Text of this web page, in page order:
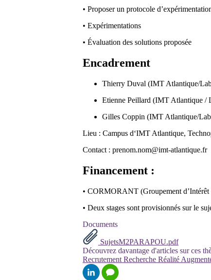
• Proposer un protocole
• Expérimentations
• Évaluation des solutions proposée
Encadrement
Thierry Duval (IMT Atlantique/
Etienne Peillard (IMT Atlantique /
Gilles Coppin (IMT Atlantique/
Lieu : Campus d‘IMT Atlantique,
Contact : prenom.nom@imt-atlantique.fr
Financement :
• CORMORANT (Groupement
• Deux stages sont provisionnés sur le
Documents
SujetsM2PARAPOU.pdf
Découvrez davantage d'articles sur ces
Recrutement Recherche Réalité